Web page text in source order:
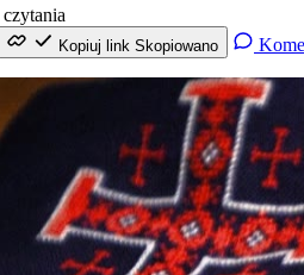
Kopiuj link Skopiowano